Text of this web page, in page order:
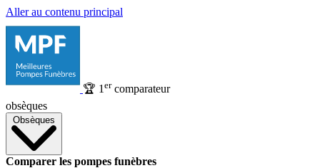
Aller au contenu principal
🏆 1 ercomparateur
obsèques
Obsèques
Comparer les pompes funèbres